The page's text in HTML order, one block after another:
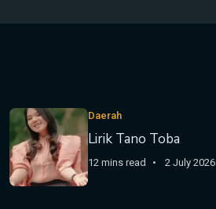
Daerah
Lirik Tano Toba
12 mins read 2 July 2026